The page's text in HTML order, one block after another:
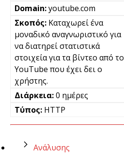
youtube.com
Καταχωρεί ένα
μοναδικό αναγνωριστικό για
να διατηρεί στατιστικά
στοιχεία για τα βίντεο από το
YouTube που έχει δει ο
χρήστης.
0 ημέρες
HTTP
Ανάλυσης